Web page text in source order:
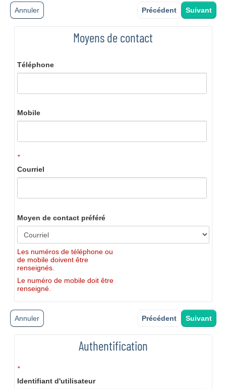
Annuler Suivant
Précédent
Moyens de contact
Téléphone
Mobile
*
Courriel
Moyen de contact préféré
Les numéros de téléphone ou
de mobile doivent être
renseignés.
Le numéro de mobile doit être
renseigné.
Annuler Suivant
Précédent
Authentification
*
Identifiant d'utilisateur